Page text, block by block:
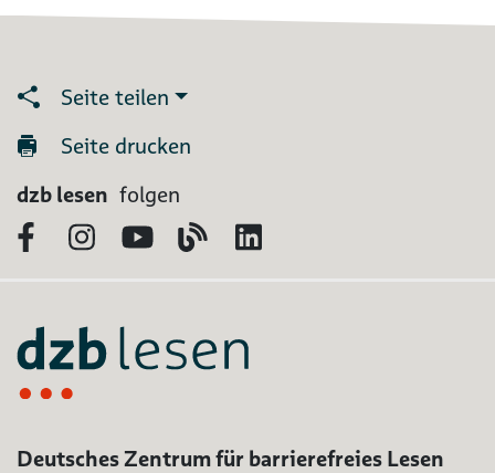
Seite teilen
Seite drucken
dzb lesen folgen
FacebookInstagram
YouTubeBlog
Deutsches Zentrum für barrierefreies Lesen